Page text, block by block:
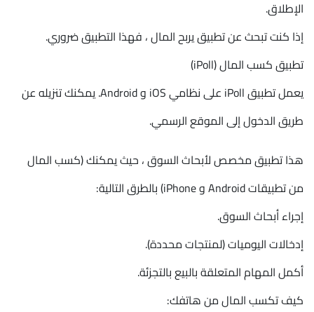
الإطلاق.
إذا كنت تبحث عن تطبيق يربح المال ، فهذا التطبيق ضروري.
تطبيق كسب المال (iPoll)
يعمل تطبيق iPoll على نظامي iOS و Android. يمكنك تنزيله عن
طريق الدخول إلى الموقع الرسمي.
هذا تطبيق مخصص لأبحاث السوق ، حيث يمكنك (كسب المال
من تطبيقات Android و iPhone) بالطرق التالية:
إجراء أبحاث السوق.
إدخالات اليوميات (لمنتجات محددة).
أكمل المهام المتعلقة بالبيع بالتجزئة.
كيف تكسب المال من هاتفك: